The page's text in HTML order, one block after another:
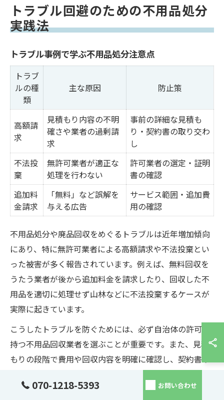
トラブル回避のための不用品処分
実践法
トラブル事例で学ぶ不用品処分注意点
トラブ
ルの種
類
主な原因 防止策
高額請
求
見積もり内容の不明
確さや業者の過剰請
求
事前の詳細な見積も
り・契約書の取り交わ
し
不法投
棄
無許可業者が適正な
処理を行わない
許可業者の選定・証明
書の確認
追加料
金請求
「無料」など誤解を
与える広告
サービス範囲・追加費
用の確認
不用品処分や廃品回収をめぐるトラブルは近年増加傾向
にあり、特に無許可業者による高額請求や不法投棄とい
った被害が多く報告されています。例えば、無料回収を
うたう業者が後から追加料金を請求したり、回収した不
用品を適切に処理せず山林などに不法投棄するケースが
実際に起きています。
こうしたトラブルを防ぐためには、必ず自治体の許可を
持つ不用品回収業者を選ぶことが重要です。また、見積
もりの段階で費用や回収内容を明確に確認し、契約書や
領収書の発行を求めることがトラブル回避の第一歩とな
ります。070-1218-5393 お問い合わせ